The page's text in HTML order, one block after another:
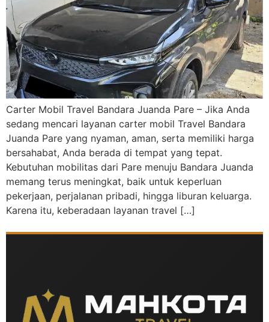
Carter Mobil Travel Bandara Juanda Pare – Jika Anda
sedang mencari layanan carter mobil Travel Bandara
Juanda Pare yang nyaman, aman, serta memiliki harga
bersahabat, Anda berada di tempat yang tepat.
Kebutuhan mobilitas dari Pare menuju Bandara Juanda
memang terus meningkat, baik untuk keperluan
pekerjaan, perjalanan pribadi, hingga liburan keluarga.
Karena itu, keberadaan layanan travel […]